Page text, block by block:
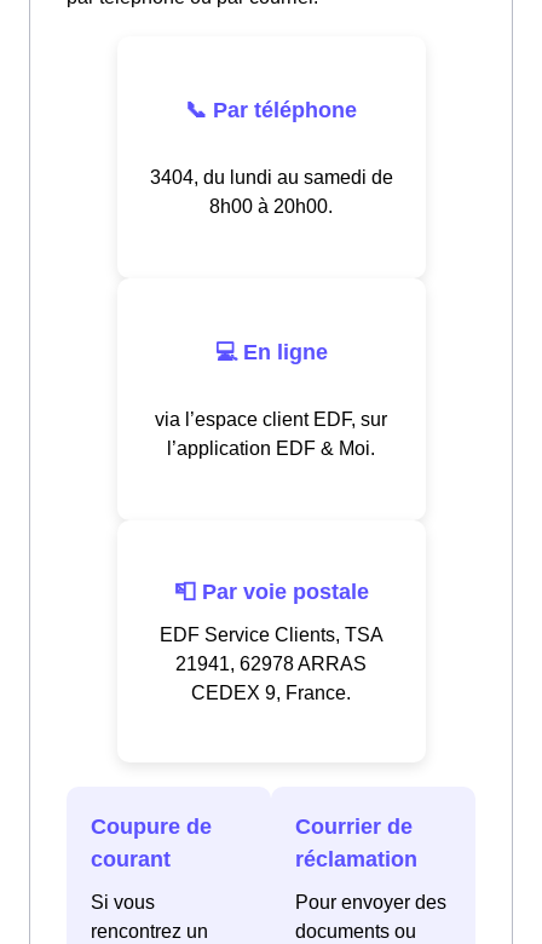
📞 Par téléphone
3404, du lundi au samedi de
8h00 à 20h00.
💻 En ligne
via l’espace client EDF, sur
l’application EDF & Moi.
📮 Par voie postale
EDF Service Clients, TSA
21941, 62978 ARRAS
CEDEX 9, France.
Coupure de
courant
Si vous
rencontrez un
Courrier de
réclamation
Pour envoyer des
documents ou